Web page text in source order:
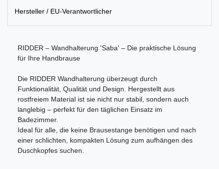
Hersteller / EU-Verantwortlicher
RIDDER – Wandhalterung 'Saba' – Die praktische Lösung
für Ihre Handbrause
Die RIDDER Wandhalterung überzeugt durch
Funktionalität, Qualität und Design. Hergestellt aus
rostfreiem Material ist sie nicht nur stabil, sondern auch
langlebig – perfekt für den täglichen Einsatz im
Badezimmer.
Ideal für alle, die keine Brausestange benötigen und nach
einer schlichten, kompakten Lösung zum aufhängen des
Duschkopfes suchen.